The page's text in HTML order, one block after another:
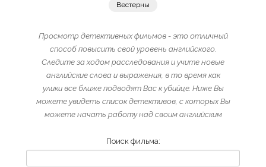
Вестерны
Просмотр детективных фильмов - это отличный
способ повысить свой уровень английского.
Следите за ходом расследования и учите новые
английские слова и выражения, в то время как
улики все ближе подводят Вас к убийце. Ниже Вы
можете увидеть список детективов, с которых Вы
можете начать работу над своим английским
Поиск фильма: